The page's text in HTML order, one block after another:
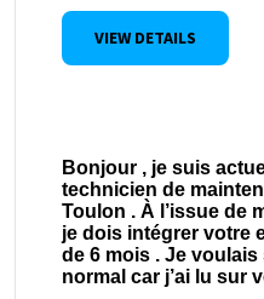
VIEW DETAILS
Bonjour , je suis
technicien de
Toulon . À l’issue de
je dois intégrer votre
de 6 mois . Je
normal car j’ai lu sur